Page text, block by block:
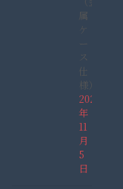
属
ケ
ー
ス
仕
様）
2021
年
11
月
5
日